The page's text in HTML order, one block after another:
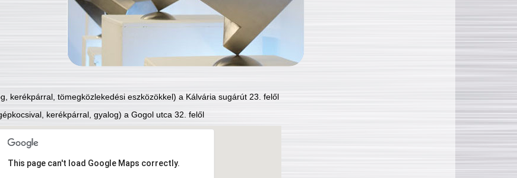
kerékpárral, tömegközlekedési eszközökkel) a Kálvária sugárút 23. felől
kerékpárral, gyalog) a Gogol utca 32. felől
This page can't load Google Maps correctly.